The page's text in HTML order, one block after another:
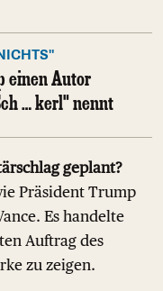
einen Autor
… kerl" nennt
geplant?
Präsident Trump
Es handelte
Auftrag des
zu zeigen.